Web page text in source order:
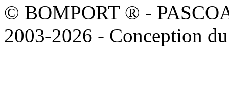
© BOMPORT ® -
2003-2026 - Conception